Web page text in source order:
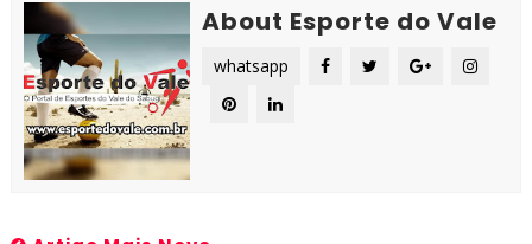
About Esporte do Vale
whatsapp